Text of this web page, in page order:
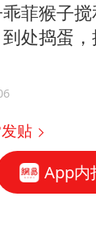
菲猴子
处捣蛋
贴
App内